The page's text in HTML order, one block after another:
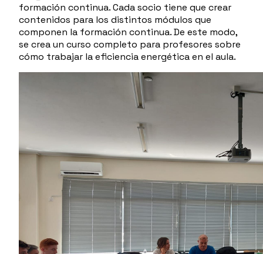
formación continua. Cada socio tiene que crear
contenidos para los distintos módulos que
componen la formación continua. De este modo,
se crea un curso completo para profesores sobre
cómo trabajar la eficiencia energética en el aula.